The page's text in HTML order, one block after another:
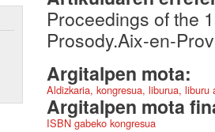
Proceedings of the
Prosody.Aix-en-
Argitalpen mota:
Aldizkaria, kongresua, liburua,
Argitalpen mota
ISBN gabeko kongresua